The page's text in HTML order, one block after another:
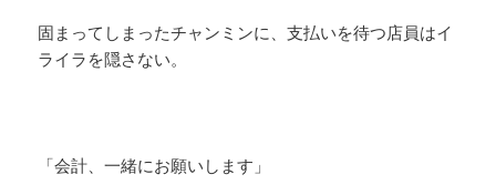
固まってしまったチャンミンに、支払いを待つ店員はイ
ライラを隠さない。
「会計、一緒にお願いします」